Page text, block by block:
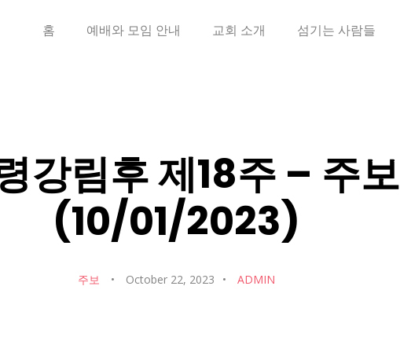
홈 예배와 모임 안내 교회 소개 섬기는 사람들
강림후 제18주 – 주보
(10/01/2023)
주보 October 22, 2023 ADMIN